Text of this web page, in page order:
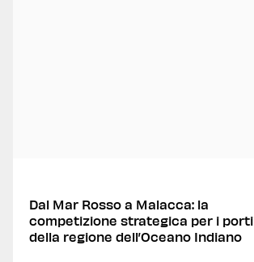
Dal Mar Rosso a Malacca: la
competizione strategica per i porti
della regione dell’Oceano Indiano